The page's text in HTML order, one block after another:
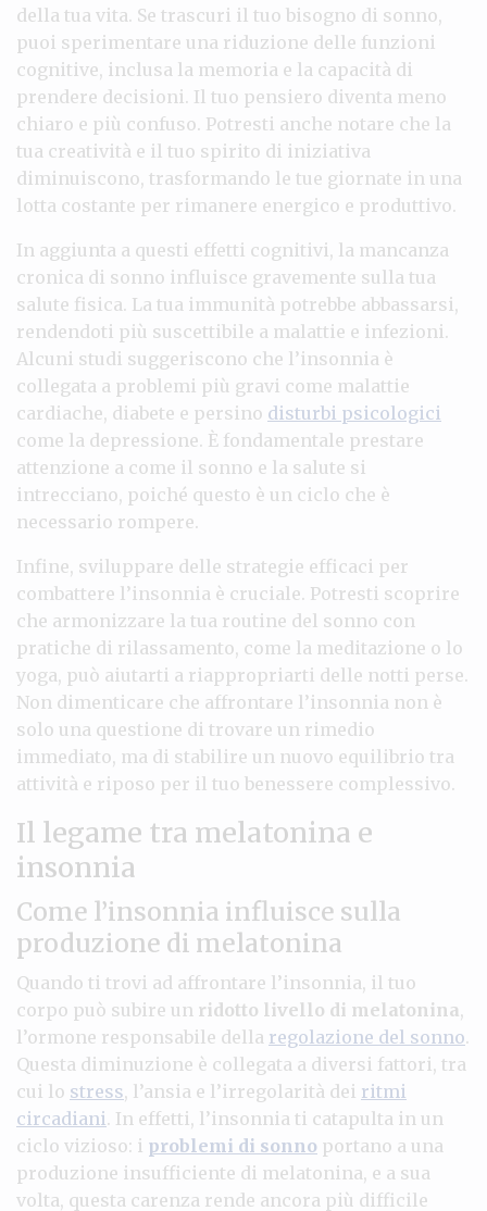
della tua vita. Se trascuri il tuo bisogno di sonno,
puoi sperimentare una riduzione delle funzioni
cognitive, inclusa la memoria e la capacità di
prendere decisioni. Il tuo pensiero diventa meno
chiaro e più confuso. Potresti anche notare che la
tua creatività e il tuo spirito di iniziativa
diminuiscono, trasformando le tue giornate in una
lotta costante per rimanere energico e produttivo.
In aggiunta a questi effetti cognitivi, la mancanza
cronica di sonno influisce gravemente sulla tua
salute fisica. La tua immunità potrebbe abbassarsi,
rendendoti più suscettibile a malattie e infezioni.
Alcuni studi suggeriscono che l’insonnia è
collegata a problemi più gravi come malattie
cardiache, diabete e persino disturbi psicologici
come la depressione. È fondamentale prestare
attenzione a come il sonno e la salute si
intrecciano, poiché questo è un ciclo che è
necessario rompere.
Infine, sviluppare delle strategie efficaci per
combattere l’insonnia è cruciale. Potresti scoprire
che armonizzare la tua routine del sonno con
pratiche di rilassamento, come la meditazione o lo
yoga, può aiutarti a riappropriarti delle notti perse.
Non dimenticare che affrontare l’insonnia non è
solo una questione di trovare un rimedio
immediato, ma di stabilire un nuovo equilibrio tra
attività e riposo per il tuo benessere complessivo.
Il legame tra melatonina e
insonnia
Come l’insonnia influisce sulla
produzione di melatonina
Quando ti trovi ad affrontare l’insonnia, il tuo
corpo può subire un ridotto livello di melatonina,
l’ormone responsabile della regolazione del sonno.
Questa diminuzione è collegata a diversi fattori, tra
cui lo stress, l’ansia e l’irregolarità dei ritmi
circadiani. In effetti, l’insonnia ti catapulta in un
ciclo vizioso: i problemi di sonno portano a una
produzione insufficiente di melatonina, e a sua
volta, questa carenza rende ancora più difficile